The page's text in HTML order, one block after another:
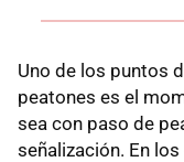
Uno de los puntos
peatones es el
sea con paso de
señalización. En